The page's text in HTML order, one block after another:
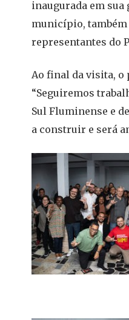
inaugurada em sua
município,
representantes do
Ao final da visita,
“Seguiremos
Sul Fluminense e
a construir e será